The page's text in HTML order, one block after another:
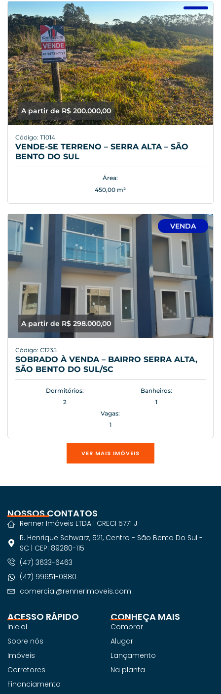
A partir de R$ 200.000,00
Código: T1014
VENDE-SE TERRENO – SERRA ALTA – SÃO
BENTO DO SUL
Área:
450,00 m²
A partir de R$ 298.000,00
VENDA
Código: C1235
SOBRADO À VENDA – BAIRRO SERRA ALTA,
SÃO BENTO DO SUL/SC
Dormitórios:
2
Banheiros:
1
Vagas:
1
VER MAIS IMÓVEIS
ACESSO RÁPIDO
Inicial
Sobre nós
Imóveis
Corretores
Financiamento
CONHEÇA MAIS
Comprar
Alugar
Lançamento
Na planta
NOSSOS CONTATOS
Renner Imóveis LTDA | CRECI 5771 J
R. Henrique Schwarz, 521, Centro - São Bento Do Sul -
SC | CEP: 89280-115
(47) 3633-6463
(47) 99651-0880
comercial@rennerimoveis.com